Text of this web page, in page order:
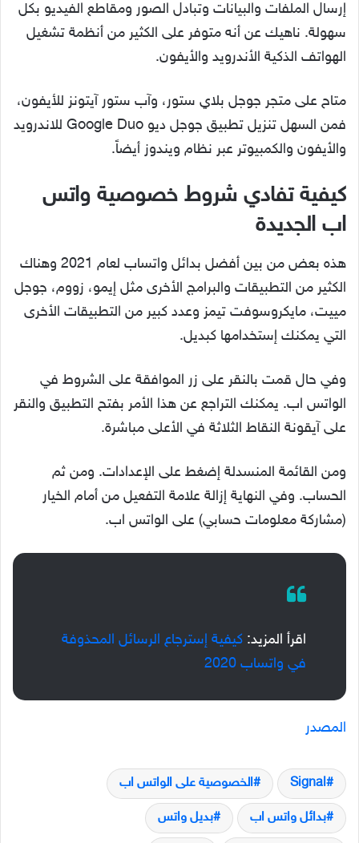
إرسال الملفات والبيانات وتبادل الصور ومقاطع الفيديو بكل
سهولة. ناهيك عن أنه متوفر على الكثير من أنظمة تشغيل
الهواتف الذكية الأندرويد والأيفون.
متاح على متجر جوجل بلاي ستور، وآب ستور آيتونز للأيفون،
فمن السهل تنزيل تطبيق جوجل ديو Google Duo للاندرويد
والأيفون والكمبيوتر عبر نظام ويندوز أيضاً.
كيفية تفادي شروط خصوصية واتس
اب الجديدة
هذه بعض من بين أفضل بدائل واتساب لعام 2021 وهناك
الكثير من التطبيقات والبرامج الأخرى مثل إيمو، زووم، جوجل
مييت، مايكروسوفت تيمز وعدد كبير من التطبيقات الأخرى
التي يمكنك إستخدامها كبديل.
وفي حال قمت بالنقر على زر الموافقة على الشروط في
الواتس اب. يمكنك التراجع عن هذا الأمر بفتح التطبيق والنقر
على آيقونة النقاط الثلاثة في الأعلى مباشرة.
ومن القائمة المنسدلة إضغط على الإعدادات. ومن ثم
الحساب. وفي النهاية إزالة علامة التفعيل من أمام الخيار
(مشاركة معلومات حسابي) على الواتس اب.
اقرأ المزيد: كيفية إسترجاع الرسائل المحذوفة
في واتساب 2020
المصدر
Signal الخصوصية على الواتس اب
بدائل واتس اب بديل واتس